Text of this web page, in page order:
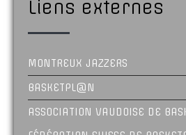
Liens externes
MONTREUX JAZZERS
BASKETPL@N
ASSOCIATION VAUDOISE DE